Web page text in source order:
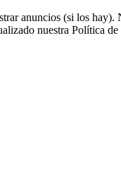
anuncios (si los
nuestra Política